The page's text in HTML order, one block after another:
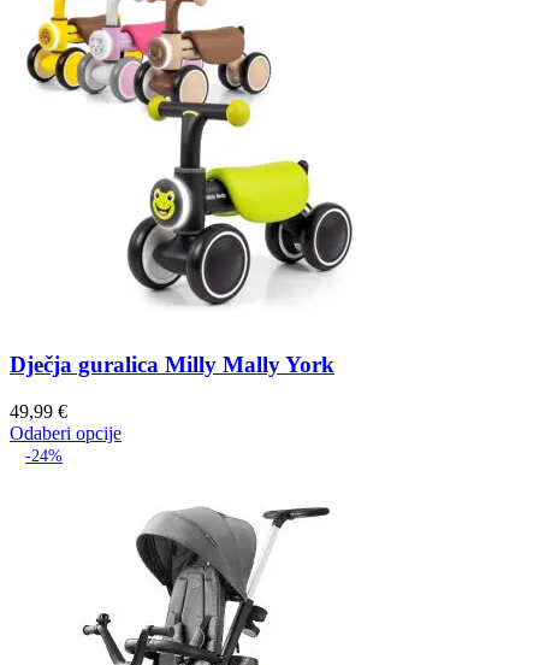
Dječja guralica Milly Mally York
49,99 €
Odaberi opcije
-24%